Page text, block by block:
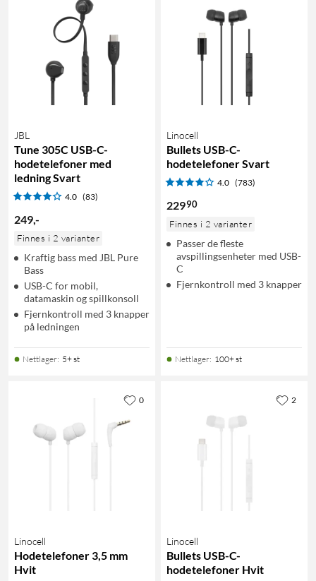
JBL
Tune 305C USB-C-
hodetelefoner med
ledning Svart
4.0 (83)
249,-
Finnes i 2 varianter
Kraftig bass med JBL Pure
Bass
USB-C for mobil,
datamaskin og spillkonsoll
Fjernkontroll med 3 knapper
på ledningen
Nettlager: 5+ st
Linocell
Bullets USB-C-
hodetelefoner Svart
4.0 (783)
22990
Finnes i 2 varianter
Passer de fleste
avspillingsenheter med USB-
C
Fjernkontroll med 3 knapper
Nettlager: 100+ st
Linocell
Hodetelefoner 3,5 mm
Hvit
0
Linocell
Bullets USB-C-
hodetelefoner Hvit
2